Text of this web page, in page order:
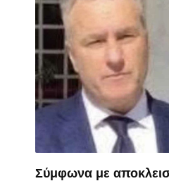
Σύμφωνα με